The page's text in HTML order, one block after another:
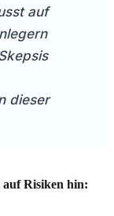
auf
dieser
auf Risiken hin: